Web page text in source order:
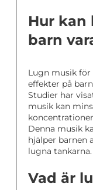
Hur kan
barn
Lugn musik för
effekter på
Studier har
musik kan
Denna musik
hjälper barnen
lugna tankarna.
Vad är